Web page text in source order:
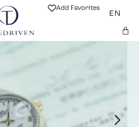
Add Favorites
EN